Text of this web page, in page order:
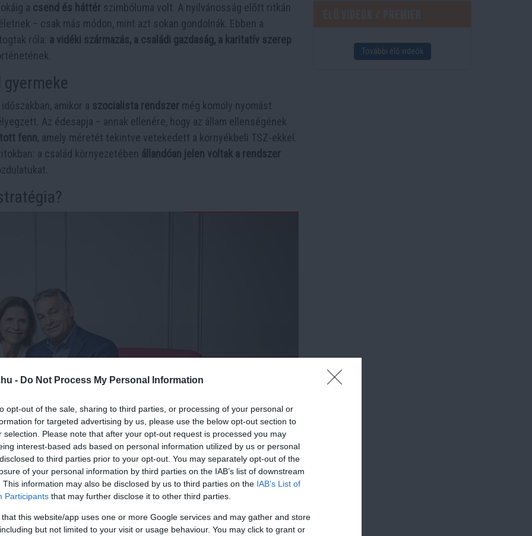
- Do Not Process My Personal Information
opt-out of the sale, sharing to third parties, or processing of your personal or
for targeted advertising by us, please use the below opt-out section to
selection. Please note that after your opt-out request is processed you may
interest-based ads based on personal information utilized by us or personal
to third parties prior to your opt-out. You may separately opt-out of the
of your personal information by third parties on the IAB’s list of downstream
This information may also be disclosed by us to third parties on the IAB’s List of
Participants that may further disclose it to other third parties.
that this website/app uses one or more Google services and may gather and store
but not limited to your visit or usage behaviour. You may click to grant or
a csend és háttér szimbóluma volt. A nyilvánosság előtt ritkán
– csak más módon, mint azt sokan gondolnák. Ebben a
róla: a vidéki származás, a családi gazdaság, a karitatív szerep
amikor a szocialista rendszer még komoly nyomást
Az édesapja – annak ellenére, hogy az állam ellenségének
fenn, amely méretét tekintve vetekedett a környékbeli TSZ-ekkel.
a család környezetében állandóan jelen voltak a rendszer
További élő videók